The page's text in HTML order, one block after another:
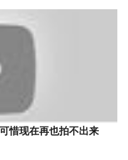
惜现在再也拍不出来